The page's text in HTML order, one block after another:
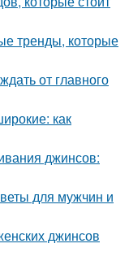
тренды, которые
от главного
как
джинсов:
для мужчин и
джинсов